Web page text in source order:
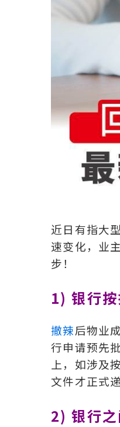
近日有指大
速变化，业
步！
1) 银行按
撤辣后物业
行申请预先
上，如涉及
文件才正式
2) 银行